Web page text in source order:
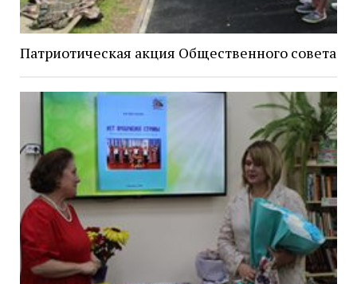
Патриотическая акция Общественного совета